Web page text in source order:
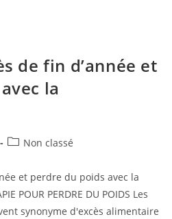
de fin d’année et
la
Non classé
et perdre du poids avec la
POUR PERDRE DU POIDS Les
synonyme d'excès alimentaire